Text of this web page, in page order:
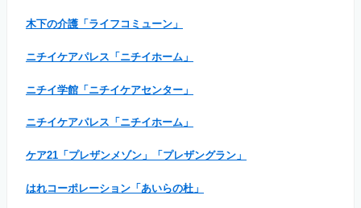
木下の介護「ライフコミューン」
ニチイケアパレス「ニチイホーム」
ニチイ学館「ニチイケアセンター」
ニチイケアパレス「ニチイホーム」
ケア21「プレザンメゾン」「プレザングラン」
はれコーポレーション「あいらの杜」